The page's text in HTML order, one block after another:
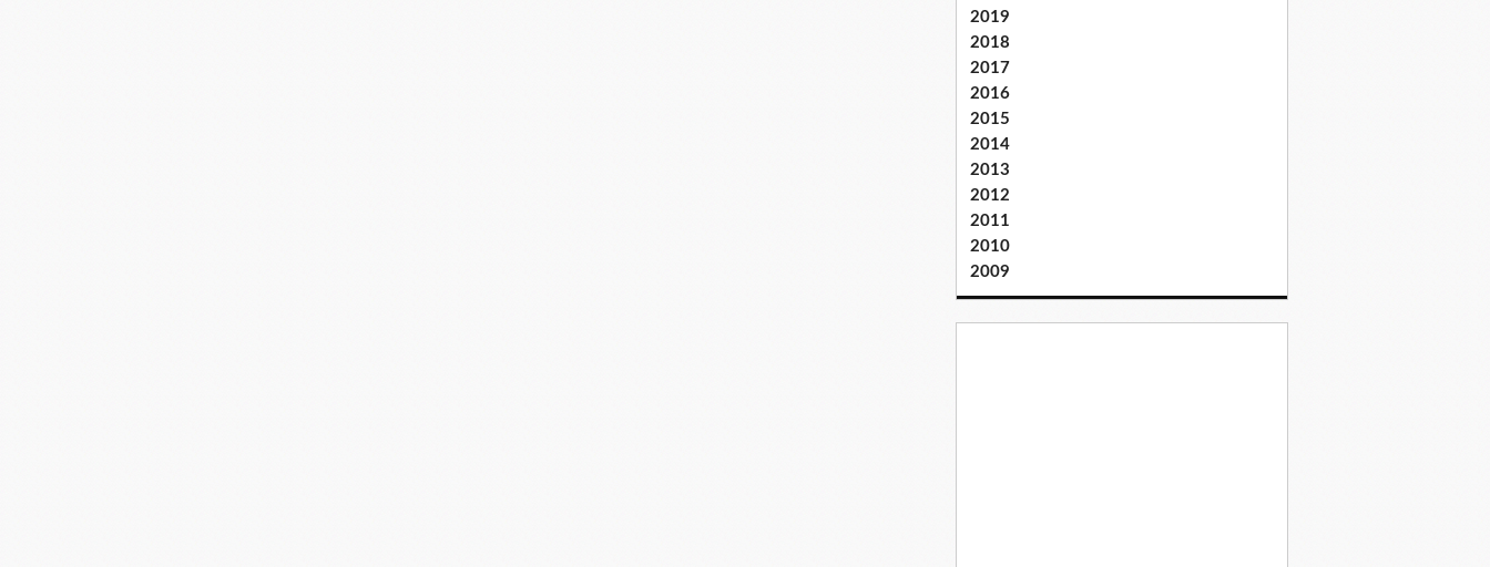
2019
2018
2017
2016
2015
2014
2013
2012
2011
2010
2009